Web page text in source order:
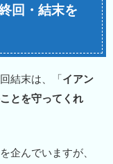
回・結末を
結末は、「イアン
とを守ってくれ
企んでいますが、